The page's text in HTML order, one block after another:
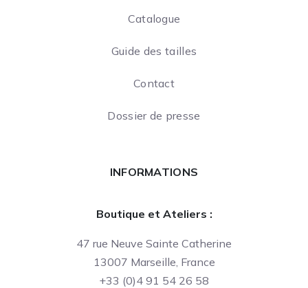
Catalogue
Guide des tailles
Contact
Dossier de presse
INFORMATIONS
Boutique et Ateliers :
47 rue Neuve Sainte Catherine
13007 Marseille, France
+33 (0)4 91 54 26 58